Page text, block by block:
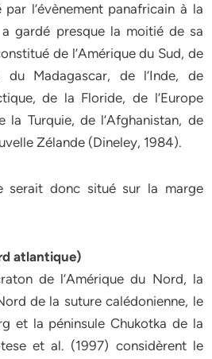
l’évènement panafricain à la
gardé presque la moitié de sa
de l’Amérique du Sud, de
du Madagascar, de l’Inde, de
de la Floride, de l’Europe
Turquie, de l’Afghanistan, de
Zélande (Dineley, 1984).
serait donc situé sur la marge
atlantique)
de l’Amérique du Nord, la
de la suture calédonienne, le
et la péninsule Chukotka de la
et al. (1997) considèrent le